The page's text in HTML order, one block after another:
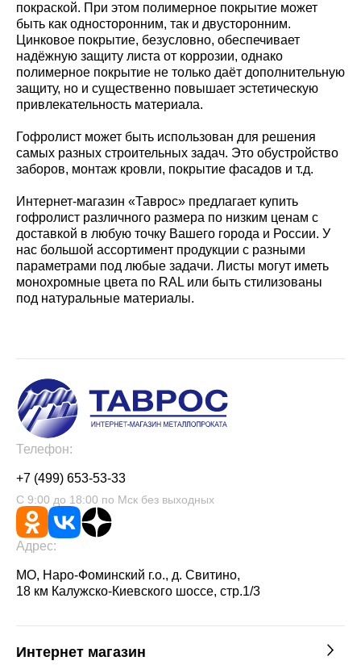
покраской. При этом полимерное покрытие может
быть как односторонним, так и двусторонним.
Цинковое покрытие, безусловно, обеспечивает
надёжную защиту листа от коррозии, однако
полимерное покрытие не только даёт дополнительную
защиту, но и существенно повышает эстетическую
привлекательность материала.
Гофролист может быть использован для решения
самых разных строительных задач. Это обустройство
заборов, монтаж кровли, покрытие фасадов и т.д.
Интернет-магазин «Таврос» предлагает купить
гофролист различного размера по низким ценам с
доставкой в любую точку Вашего города и России. У
нас большой ассортимент продукции с разными
параметрами под любые задачи. Листы могут иметь
монохромные цвета по RAL или быть стилизованы
под натуральные материалы.
Телефон:
+7 (499) 653-53-33
С 9:00 до 18:00 по Мск без выходных
Адрес:
МО, Наро-Фоминский г.о., д. Свитино,
18 км Калужско-Киевского шоссе, стр.1/3
Интернет магазин